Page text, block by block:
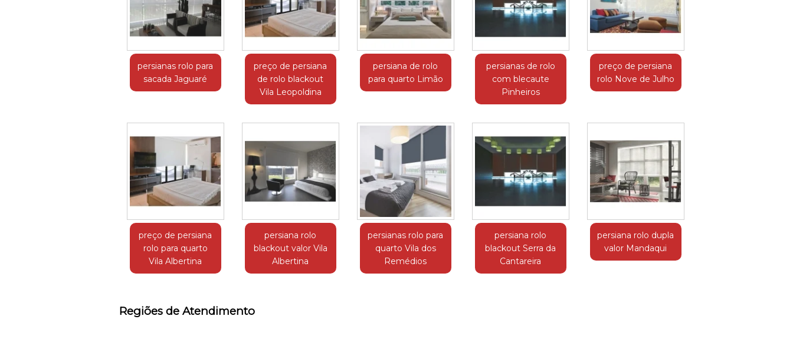
persianas rolo para
sacada Jaguaré
preço de persiana
de rolo blackout
Vila Leopoldina
persiana de rolo
para quarto Limão
persianas de rolo
com blecaute
Pinheiros
preço de persiana
rolo Nove de Julho
preço de persiana
rolo para quarto
Vila Albertina
persiana rolo
blackout valor Vila
Albertina
persianas rolo para
quarto Vila dos
Remédios
persiana rolo
blackout Serra da
Cantareira
persiana rolo dupla
valor Mandaqui
Regiões de Atendimento